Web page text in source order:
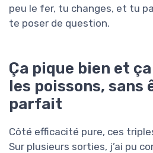
peu le fer, tu changes, et tu
te poser de question.
Ça pique bien et
les poissons, sans
parfait
Côté efficacité pure, ces
Sur plusieurs sorties, j’ai pu